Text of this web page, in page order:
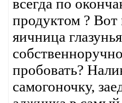
всегда по
продуктом ? Вот
яичница
пробовать?
самогоночку,